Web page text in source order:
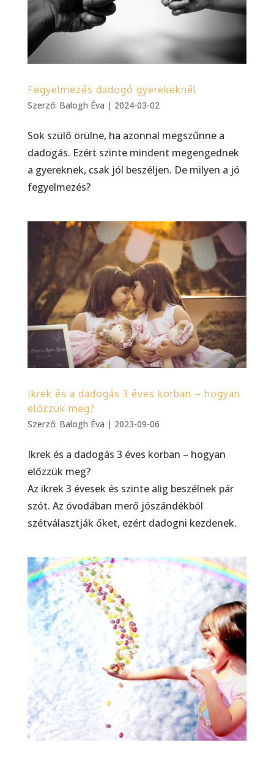
Fegyelmezés dadogó gyerekeknél
Szerző: Balogh Éva | 2024-03-02
Sok szülő örülne, ha azonnal megszűnne a
dadogás. Ezért szinte mindent megengednek
a gyereknek, csak jól beszéljen. De milyen a jó
fegyelmezés?
Ikrek és a dadogás 3 éves korban – hogyan
előzzük meg?
Szerző: Balogh Éva | 2023-09-06
Ikrek és a dadogás 3 éves korban – hogyan
előzzük meg?
Az ikrek 3 évesek és szinte alig beszélnek pár
szót. Az óvodában merő jószándékból
szétválasztják őket, ezért dadogni kezdenek.